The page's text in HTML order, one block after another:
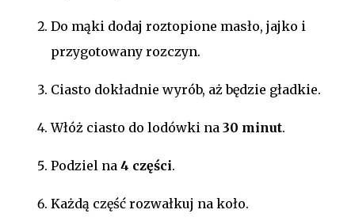
Do mąki dodaj roztopione masło, jajko i
przygotowany rozczyn.
Ciasto dokładnie wyrób, aż będzie gładkie.
Włóż ciasto do lodówki na 30 minut.
Podziel na 4 części.
Każdą część rozwałkuj na koło.